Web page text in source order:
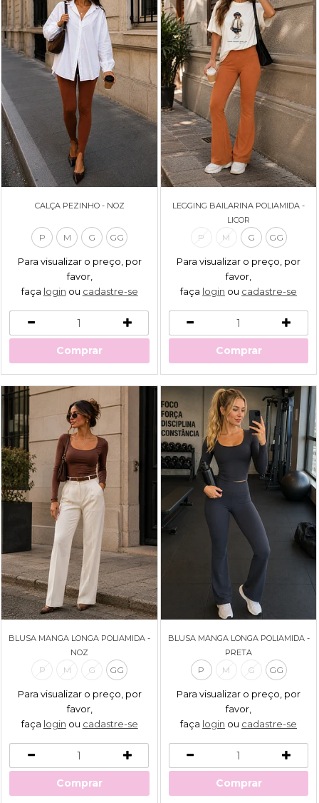
CALÇA PEZINHO - NOZ
P M G GG
Para visualizar o preço, por
favor,
faça login ou cadastre-se
Comprar
LEGGING BAILARINA POLIAMIDA -
LICOR
P M G GG
Para visualizar o preço, por
favor,
faça login ou cadastre-se
Comprar
BLUSA MANGA LONGA POLIAMIDA -
NOZ
P M G GG
Para visualizar o preço, por
favor,
faça login ou cadastre-se
Comprar
BLUSA MANGA LONGA POLIAMIDA -
PRETA
P M G GG
Para visualizar o preço, por
favor,
faça login ou cadastre-se
Comprar